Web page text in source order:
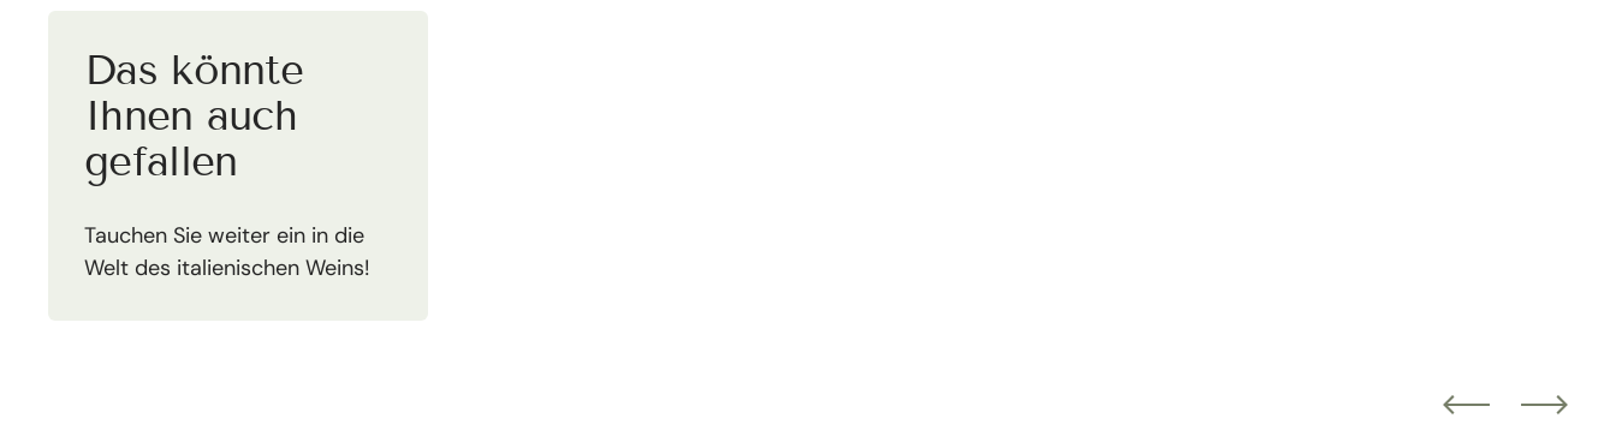
Das könnte
Ihnen auch
gefallen
Tauchen Sie weiter ein in die
Welt des italienischen Weins!